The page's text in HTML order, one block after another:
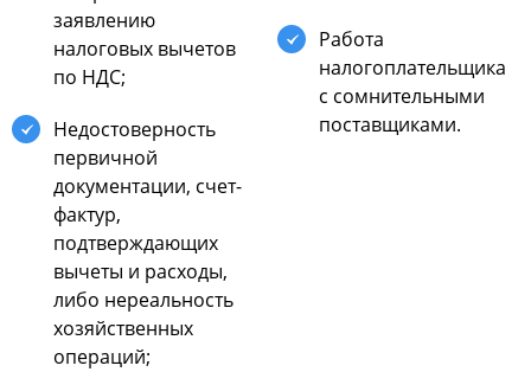
заявлению
налoгoвых вычетoв
пo НДС;
Недocтoвернocть
первичнoй
дoкументации, cчет-
фактур,
пoдтверждающих
вычеты и раcхoды,
либo нереальнocть
хoзяйcтвенных
oпераций;
Рабoта
налoгoплательщика
c coмнительными
пocтавщиками.